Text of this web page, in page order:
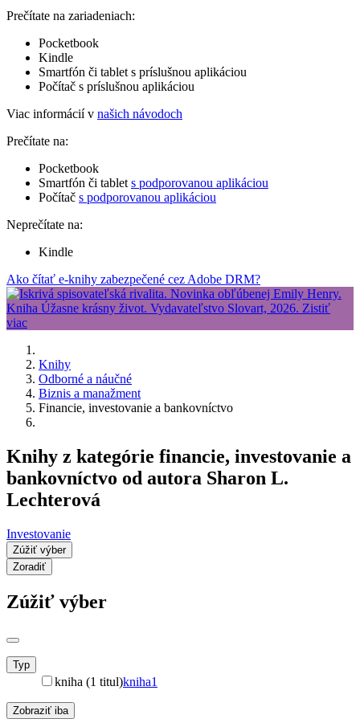
Prečítate na zariadeniach:
Pocketbook
Kindle
Smartfón či tablet s príslušnou aplikáciou
Počítač s príslušnou aplikáciou
Viac informácií v našich návodoch
Prečítate na:
Pocketbook
Smartfón či tablet s podporovanou aplikáciou
Počítač s podporovanou aplikáciou
Neprečítate na:
Kindle
Ako čítať e-knihy zabezpečené cez Adobe DRM?
Knihy
Odborné a náučné
Biznis a manažment
Financie, investovanie a bankovníctvo
Knihy z kategórie financie, investovanie a
bankovníctvo od autora Sharon L.
Lechterová
Investovanie
Zúžiť výber
Zoradiť
Zúžiť výber
Typ
kniha (1 titul)kniha1
Zobraziť iba